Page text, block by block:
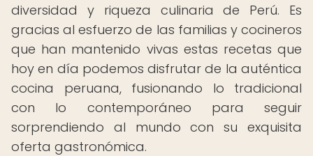
diversidad y riqueza culinaria de Perú. Es
gracias al esfuerzo de las familias y cocineros
que han mantenido vivas estas recetas que
hoy en día podemos disfrutar de la auténtica
cocina peruana, fusionando lo tradicional
con lo contemporáneo para seguir
sorprendiendo al mundo con su exquisita
oferta gastronómica.